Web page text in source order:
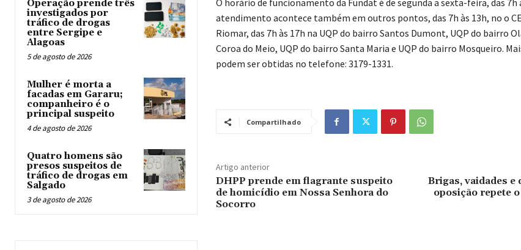
Operação prende três
investigados por
tráfico de drogas
entre Sergipe e
Alagoas
5 de agosto de 2026
Mulher é morta a
facadas em Gararu;
companheiro é o
principal suspeito
4 de agosto de 2026
Quatro homens são
presos suspeitos de
tráfico de drogas em
Salgado
3 de agosto de 2026
O horário de funcionamento da Fundat é de segunda a sexta-feira, das 7h
atendimento acontece também em outros pontos, das 7h às 13h, no o
Riomar, das 7h às 17h na UQP do bairro Santos Dumont, UQP do bairro
Coroa do Meio, UQP do bairro Santa Maria e UQP do bairro Mosqueiro.
podem ser obtidas no telefone: 3179-1331.
Compartilhado
Artigo anterior
DHPP prende em flagrante suspeito
de homicídio em Nossa Senhora do
Socorro
Brigas, vaidades e
oposição repete